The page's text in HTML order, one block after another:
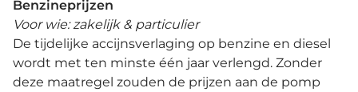
Benzineprijzen
Voor wie: zakelijk & particulier
De tijdelijke accijnsverlaging op benzine en diesel
wordt met ten minste één jaar verlengd. Zonder
deze maatregel zouden de prijzen aan de pomp